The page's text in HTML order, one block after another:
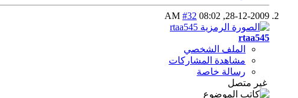
28-12-2009,
08:02 AM
#32
rtaa545
الملف الشخصي
مشاهدة المشاركات
رسالة خاصة
غير متصل